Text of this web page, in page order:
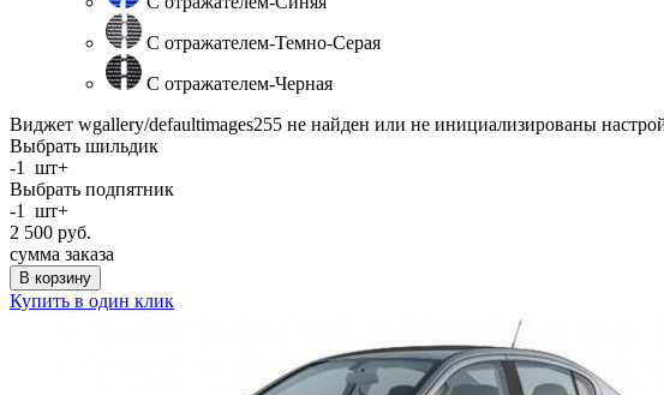
С отражателем-Темно-Серая
С отражателем-Черная
Виджет wgallery/defaultimages255 не найден или не инициализированы
Выбрать шильдик
-1 шт+
Выбрать подпятник
-1 шт+
2 500 руб.
сумма заказа
В корзину
Купить в один клик